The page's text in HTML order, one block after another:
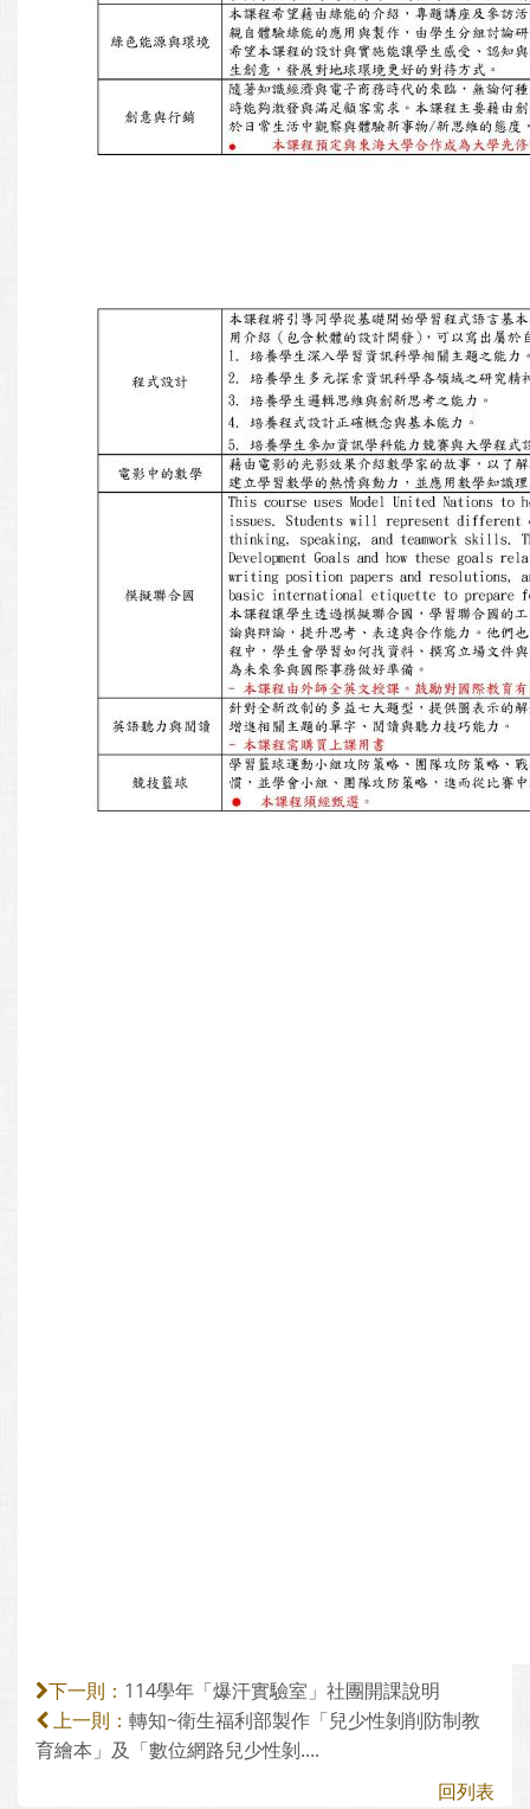
下一則： 114學年「爆汗實驗室」社團開課說明
上一則： 轉知~衛生福利部製作「兒少性剝削防制教
育繪本」及「數位網路兒少性剝....
回列表